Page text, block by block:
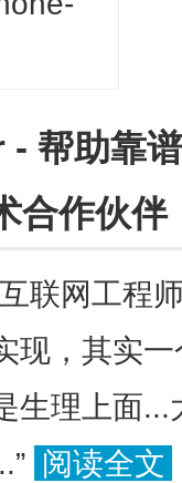
帮助靠
合作伙伴
联网工程
现，其实
生理上面
阅读全文